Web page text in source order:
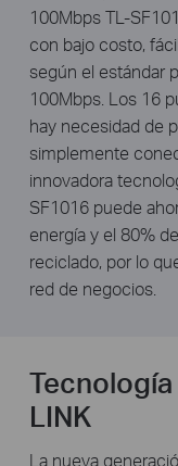
100Mbps TL-
con bajo costo,
según el estándar
100Mbps. Los 16
hay necesidad de
simplemente
innovadora
SF1016 puede
energía y el 80%
reciclado, por lo
red de negocios.
LINK
La nueva